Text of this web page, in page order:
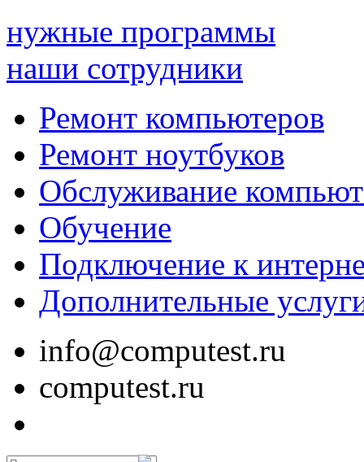
нужные программы
наши сотрудники
Ремонт компьютеров
Ремонт ноутбуков
Обслуживание
Обучение
Подключение к
Дополнительные
info@computest.ru
computest.ru